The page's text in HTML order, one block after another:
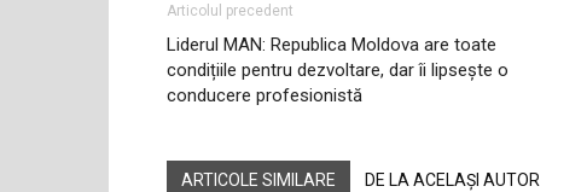
Articolul precedent
Liderul MAN: Republica Moldova are toate
condițiile pentru dezvoltare, dar îi lipsește o
conducere profesionistă
ARTICOLE SIMILARE DE LA ACELAȘI AUTOR